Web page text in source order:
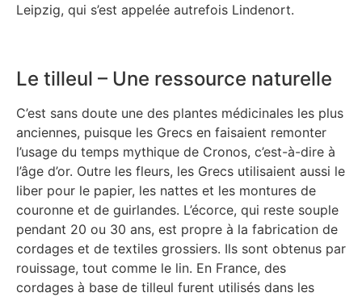
Leipzig, qui s’est appelée autrefois Lindenort.
Le tilleul – Une ressource naturelle
C’est sans doute une des plantes médicinales les plus
anciennes, puisque les Grecs en faisaient remonter
l’usage du temps mythique de Cronos, c’est-à-dire à
l’âge d’or. Outre les fleurs, les Grecs utilisaient aussi le
liber pour le papier, les nattes et les montures de
couronne et de guirlandes. L’écorce, qui reste souple
pendant 20 ou 30 ans, est propre à la fabrication de
cordages et de textiles grossiers. Ils sont obtenus par
rouissage, tout comme le lin. En France, des
cordages à base de tilleul furent utilisés dans les